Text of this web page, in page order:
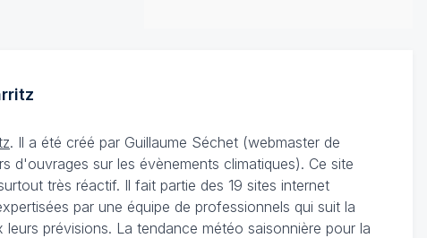
. Il a été créé par Guillaume Séchet (webmaster de
d'ouvrages sur les évènements climatiques). Ce site
très réactif. Il fait partie des 19 sites internet
par une équipe de professionnels qui suit la
prévisions. La tendance météo saisonnière pour la